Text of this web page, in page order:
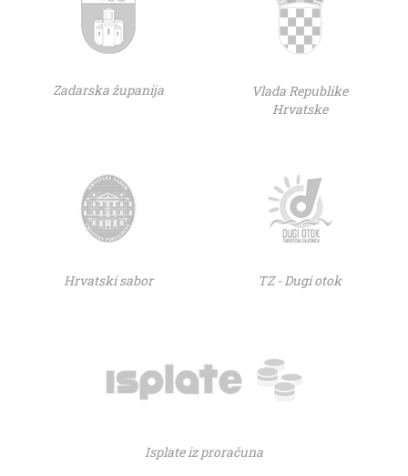
Zadarska županija
Vlada Republike
Hrvatske
Hrvatski sabor TZ - Dugi otok
Isplate iz proračuna